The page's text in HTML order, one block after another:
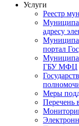
Услуги
Реестр
адресу
портал
ГБУ МФЦ
Меры
Перечень